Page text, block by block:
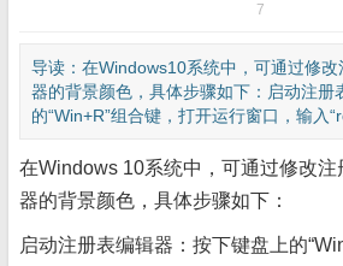
7
导读：在Windows10系统中，可通过修
器的背景颜色，具体步骤如下：启动注册
的“Win+R”组合键，打开运行窗口，输入
在Windows 10系统中，可通过修改
器的背景颜色，具体步骤如下：
启动注册表编辑器：按下键盘上的